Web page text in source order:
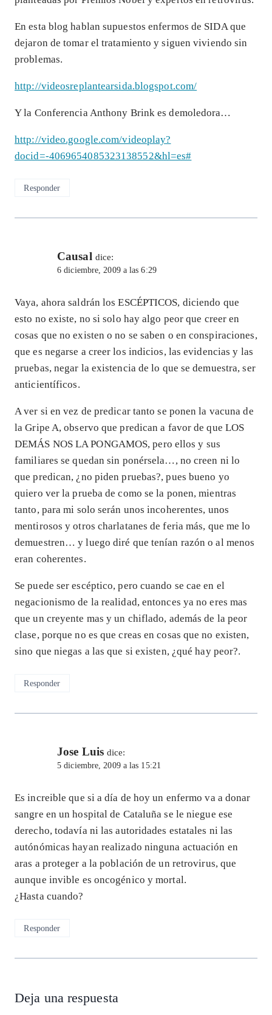
En esta blog hablan supuestos enfermos de SIDA que
dejaron de tomar el tratamiento y siguen viviendo sin
problemas.
http://videosreplantearsida.blogspot.com/
Y la Conferencia Anthony Brink es demoledora…
http://video.google.com/videoplay?
docid=-4069654085323138552&hl=es#
Responder
Causal dice:
6 diciembre, 2009 a las 6:29
Vaya, ahora saldrán los ESCÉPTICOS, diciendo que
esto no existe, no si solo hay algo peor que creer en
cosas que no existen o no se saben o en conspiraciones,
que es negarse a creer los indicios, las evidencias y las
pruebas, negar la existencia de lo que se demuestra, ser
anticientíficos.
A ver si en vez de predicar tanto se ponen la vacuna de
la Gripe A, observo que predican a favor de que LOS
DEMÁS NOS LA PONGAMOS, pero ellos y sus
familiares se quedan sin ponérsela…, no creen ni lo
que predican, ¿no piden pruebas?, pues bueno yo
quiero ver la prueba de como se la ponen, mientras
tanto, para mi solo serán unos incoherentes, unos
mentirosos y otros charlatanes de feria más, que me lo
demuestren… y luego diré que tenían razón o al menos
eran coherentes.
Se puede ser escéptico, pero cuando se cae en el
negacionismo de la realidad, entonces ya no eres mas
que un creyente mas y un chiflado, además de la peor
clase, porque no es que creas en cosas que no existen,
sino que niegas a las que si existen, ¿qué hay peor?.
Responder
Jose Luis dice:
5 diciembre, 2009 a las 15:21
Es increible que si a día de hoy un enfermo va a donar
sangre en un hospital de Cataluña se le niegue ese
derecho, todavía ni las autoridades estatales ni las
autónómicas hayan realizado ninguna actuación en
aras a proteger a la población de un retrovirus, que
aunque invible es oncogénico y mortal.
¿Hasta cuando?
Responder
Deja una respuesta